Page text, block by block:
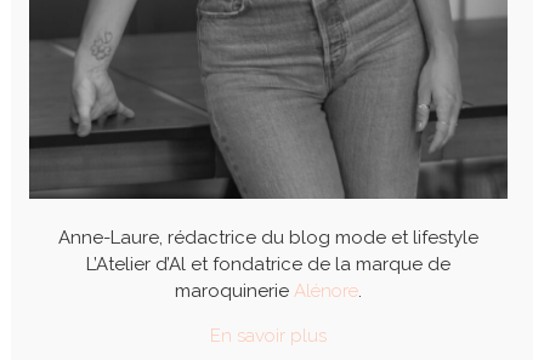
Anne-Laure, rédactrice du blog mode et lifestyle
L’Atelier d’Al et fondatrice de la marque de
maroquinerie Alénore.
En savoir plus